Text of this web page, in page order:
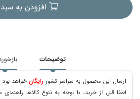
افزودن به سبد
توضیحات
ارسال این محصول به سراسر کشور رایگانخواهد بود.
لطفا قبل از خرید، با توجه به تنوع کالاها